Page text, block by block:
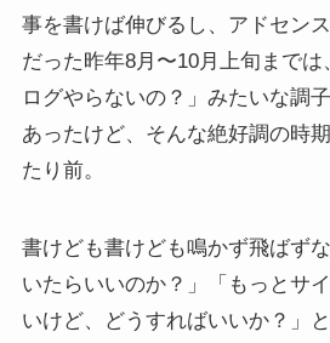
事を書けば伸びるし、アドセン
だった昨年8月〜10月上旬まで
ログやらないの？」みたいな調
あったけど、そんな絶好調の時
たり前。
書けども書けども鳴かず飛ばず
いたらいいのか？」「もっとサ
いけど、どうすればいいか？」